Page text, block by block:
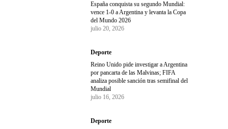
España conquista su segundo Mundial:
vence 1-0 a Argentina y levanta la Copa
del Mundo 2026
julio 20, 2026
Deporte
Reino Unido pide investigar a Argentina
por pancarta de las Malvinas; FIFA
analiza posible sanción tras semifinal del
Mundial
julio 16, 2026
Deporte